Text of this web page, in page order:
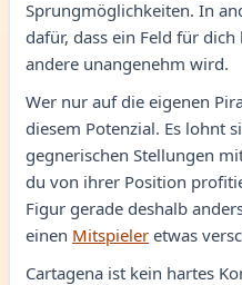
Sprungmöglichkeiten. In
dafür, dass ein Feld für
andere unangenehm wird.
Wer nur auf die eigenen
diesem Potenzial. Es lohnt
gegnerischen Stellungen
du von ihrer Position
Figur gerade deshalb
einen Mitspieler etwas
Cartagena ist kein hartes